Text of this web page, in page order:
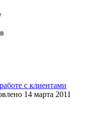
с клиентами
14 марта 2011